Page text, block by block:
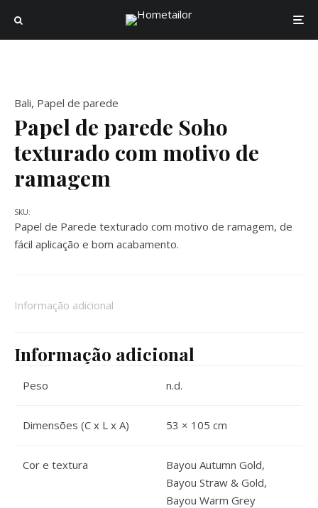
Bali, Papel de parede
Papel de parede Soho
texturado com motivo de
ramagem
Papel de Parede texturado com motivo de ramagem, de
fácil aplicação e bom acabamento.
SKU:
Informação adicional
Informação adicional
Peso n.d.
Dimensões (C x L x A) 53 × 105 cm
Cor e textura
Bayou Autumn Gold,
Bayou Straw & Gold,
Bayou Warm Grey